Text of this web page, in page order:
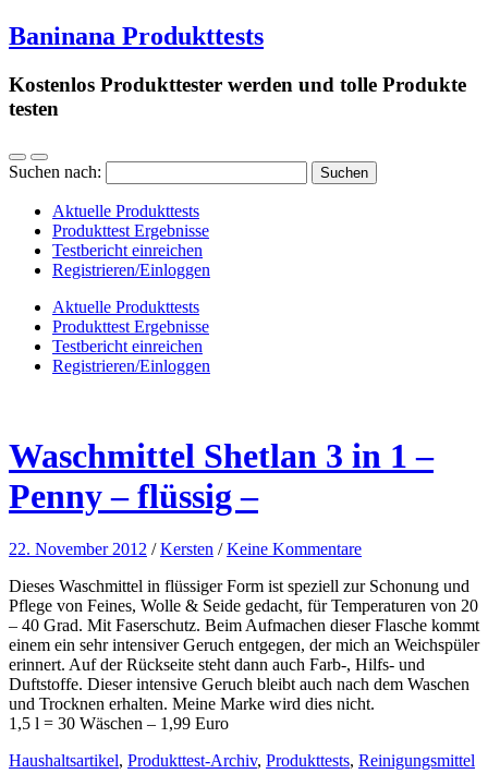
Baninana Produkttests
Kostenlos Produkttester werden und tolle Produkte
testen
Suchen nach:
Aktuelle Produkttests
Produkttest Ergebnisse
Testbericht einreichen
Registrieren/Einloggen
Aktuelle Produkttests
Produkttest Ergebnisse
Testbericht einreichen
Registrieren/Einloggen
Waschmittel Shetlan 3 in 1 –
Penny – flüssig –
22. November 2012 /Kersten /Keine Kommentare
Dieses Waschmittel in flüssiger Form ist speziell zur Schonung und
Pflege von Feines, Wolle & Seide gedacht, für Temperaturen von 20
– 40 Grad. Mit Faserschutz. Beim Aufmachen dieser Flasche kommt
einem ein sehr intensiver Geruch entgegen, der mich an Weichspüler
erinnert. Auf der Rückseite steht dann auch Farb-, Hilfs- und
Duftstoffe. Dieser intensive Geruch bleibt auch nach dem Waschen
und Trocknen erhalten. Meine Marke wird dies nicht.
1,5 l = 30 Wäschen – 1,99 Euro
Haushaltsartikel, Produkttest-Archiv, Produkttests, Reinigungsmittel